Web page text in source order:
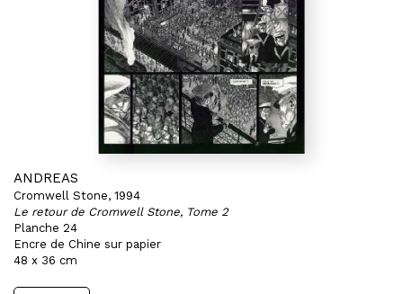
ANDREAS
Cromwell Stone, 1994
Le retour de Cromwell Stone, Tome 2
Planche 24
Encre de Chine sur papier
48 x 36 cm